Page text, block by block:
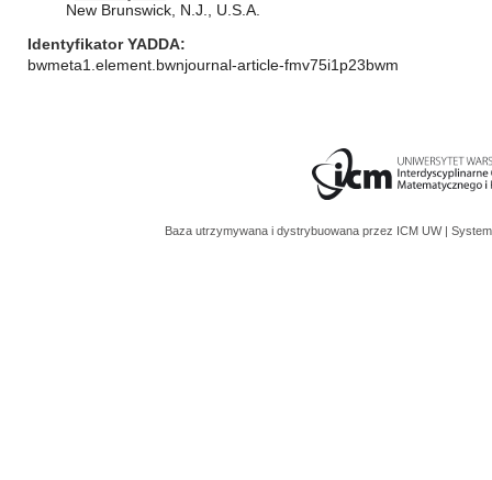
New Brunswick, N.J., U.S.A.
Identyfikator YADDA
bwmeta1.element.bwnjournal-article-fmv75i1p23bwm
Baza utrzymywana i dystrybuowana przez ICM UW |